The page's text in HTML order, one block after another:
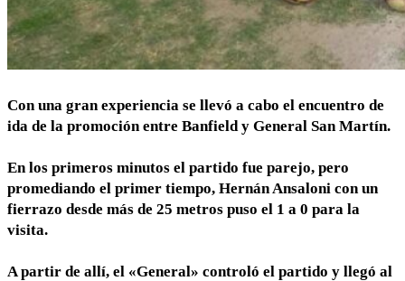
Con una gran experiencia se llevó a cabo el encuentro de
ida de la promoción entre Banfield y General San Martín.
En los primeros minutos el partido fue parejo, pero
promediando el primer tiempo, Hernán Ansaloni con un
fierrazo desde más de 25 metros puso el 1 a 0 para la
visita.
A partir de allí, el «General» controló el partido y llegó al